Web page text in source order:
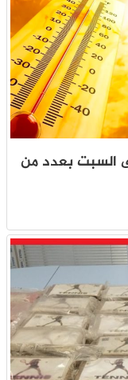
السبت بعدد من